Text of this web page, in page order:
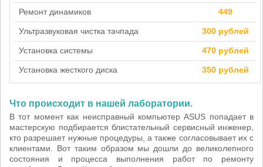
Ремонт динамиков 449
Ультразвуковая чистка тачпада 300 рублей
Установка системы 470 рублей
Установка жесткого диска 350 рублей
Что происходит в нашей лаборатории.
В тот момент как неисправный компьютер ASUS попадает в
мастерскую подбирается блистательный сервисный инженер,
кто разрешает нужные процедуры, а также согласовывает их с
клиентами. Вот таким образом мы дошли до великолепного
состояния и процесса выполнения работ по ремонту